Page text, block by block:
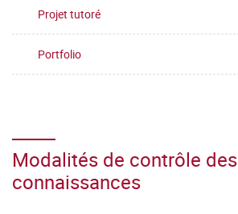
Projet tutoré
Portfolio
Modalités de contrôle des
connaissances